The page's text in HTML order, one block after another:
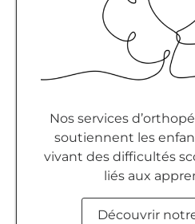
Nos services
soutiennent les
vivant des difficultés
liés aux
Découvrir